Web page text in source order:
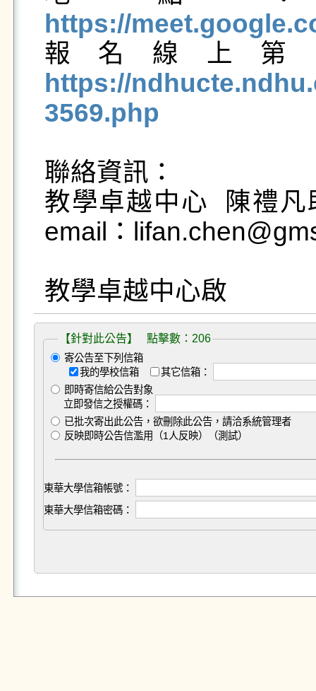
https://
https://
3569.php
聯絡資訊：
教學卓越中心  陳禮
email：
教學卓越中心啟
【針對此公告】 點擊數：206
寄公告至下列信箱
我的學校信箱
其它信箱：
即時寄信給公告對象
立即發信之授權碼：
已批次寄出此公告，欲刪除此公告，請洽系統管理者
反映即時公告信濫用（1人反映）（測試）
東華大學信箱帳號：
東華大學信箱密碼：